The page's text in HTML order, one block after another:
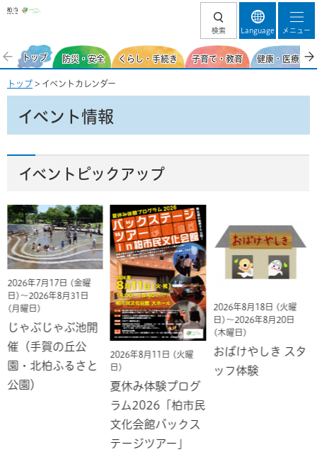
柏市
検索 Language メニュー
トップ 防災・安全 くらし・手続き 子育て・教育 健康・医療・
トップ > イベントカレンダー
イベント情報
イベントピックアップ
2026年7月17日 (金曜
日)～2026年8月31日
(月曜日)
じゃぶじゃぶ池開
催（手賀の丘公
園・北柏ふるさと
公園）
2026年8月11日 (火曜
日)
夏休み体験プログ
ラム2026「柏市民
文化会館バックス
テージツアー」
2026年8月18日 (火曜
日)～2026年8月20日
(木曜日)
おばけやしき スタ
ッフ体験